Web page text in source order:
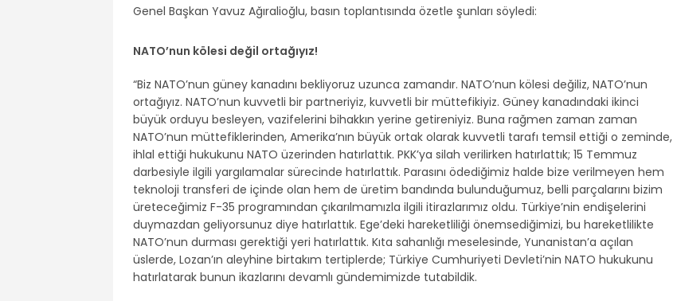
Genel Başkan Yavuz Ağıralioğlu, basın toplantısında özetle şunları söyledi:
NATO’nun kölesi değil ortağıyız!
“Biz NATO’nun güney kanadını bekliyoruz uzunca zamandır. NATO’nun kölesi değiliz, NATO’nun
ortağıyız. NATO’nun kuvvetli bir partneriyiz, kuvvetli bir müttefikiyiz. Güney kanadındaki ikinci
büyük orduyu besleyen, vazifelerini bihakkın yerine getireniyiz. Buna rağmen zaman zaman
NATO’nun müttefiklerinden, Amerika’nın büyük ortak olarak kuvvetli tarafı temsil ettiği o zeminde,
ihlal ettiği hukukunu NATO üzerinden hatırlattık. PKK’ya silah verilirken hatırlattık; 15 Temmuz
darbesiyle ilgili yargılamalar sürecinde hatırlattık. Parasını ödediğimiz halde bize verilmeyen hem
teknoloji transferi de içinde olan hem de üretim bandında bulunduğumuz, belli parçalarını bizim
üreteceğimiz F-35 programından çıkarılmamızla ilgili itirazlarımız oldu. Türkiye’nin endişelerini
duymazdan geliyorsunuz diye hatırlattık. Ege’deki hareketliliği önemsediğimizi, bu hareketlilikte
NATO’nun durması gerektiği yeri hatırlattık. Kıta sahanlığı meselesinde, Yunanistan’a açılan
üslerde, Lozan’ın aleyhine birtakım tertiplerde; Türkiye Cumhuriyeti Devleti’nin NATO hukukunu
hatırlatarak bunun ikazlarını devamlı gündemimizde tutabildik.